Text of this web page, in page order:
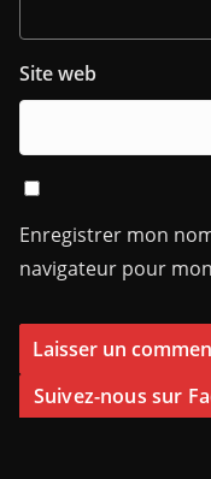
Site web
Enregistrer mon
navigateur pour
Suivez-nous sur